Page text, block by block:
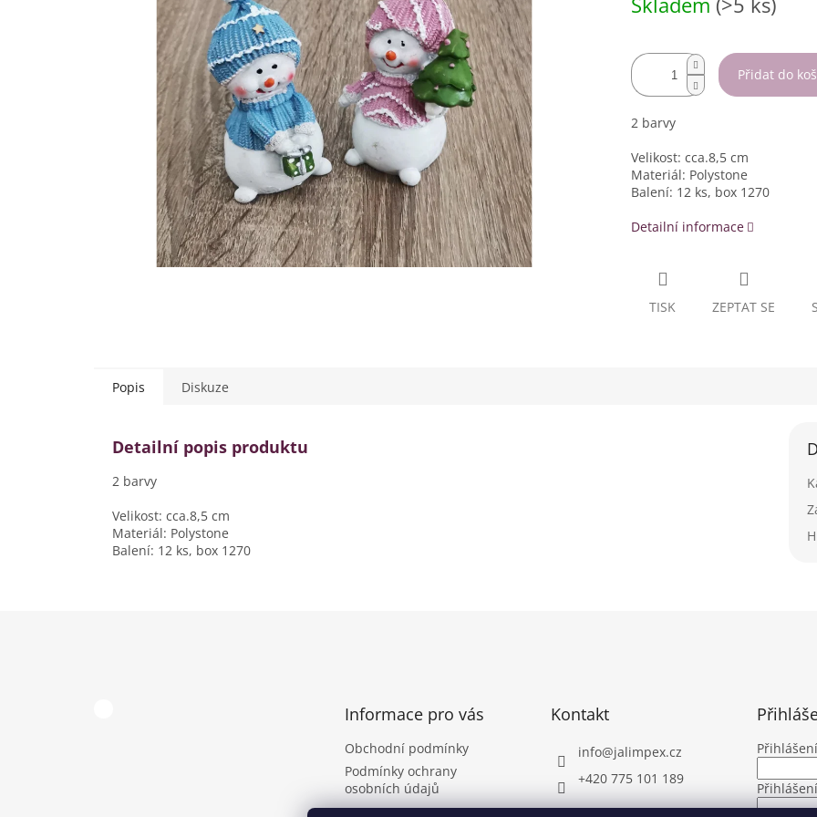
cena:
Přidat do
2 barvy
Velikost: cca.8,5 cm
Materiál: Polystone
Balení: 12 ks, box 1270
Detailní informace
TISK ZEPTAT SE
Popis Diskuze
Detailní popis produktu
2 barvy
Velikost: cca.8,5 cm
Materiál: Polystone
Balení: 12 ks, box 1270
Informace pro vás
Obchodní podmínky
Podmínky ochrany
osobních údajů
Kontakt
info@jalimpex.cz
+420 775 101 189